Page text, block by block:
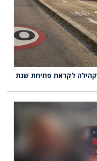
לקראת פתיחת שנת